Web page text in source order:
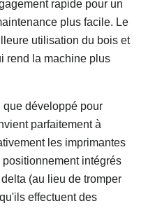
rapide pour un
plus facile. Le
utilisation du bois et
rend la machine plus
développé pour
parfaitement à
les imprimantes
intégrés
(au lieu de tromper
effectuent des